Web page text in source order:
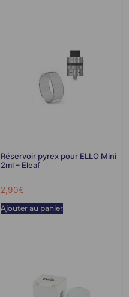
Réservoir pyrex pour ELLO Mini
2ml – Eleaf
2,90€
Ajouter au panier